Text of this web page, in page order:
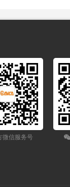
微信服务号